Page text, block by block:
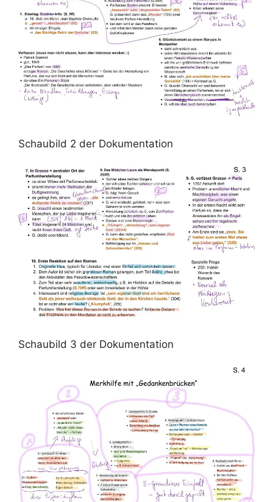
Schaubild 2 der Dokumentation
Schaubild 3 der Dokumentation